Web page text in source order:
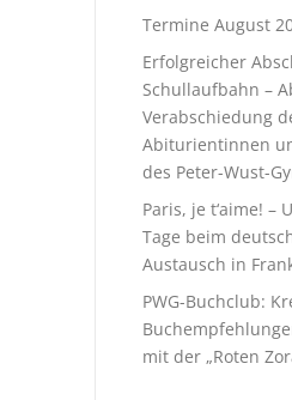
Termine August
Erfolgreicher
Schullaufbahn –
Verabschiedung
Abiturientinnen
des Peter-Wust-
Paris, je t‘aime! –
Tage beim
Austausch in
PWG-Buchclub:
mit der „Roten